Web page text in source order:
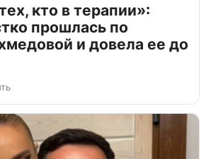
кто в терапии»:
прошлась по
и довела ее до